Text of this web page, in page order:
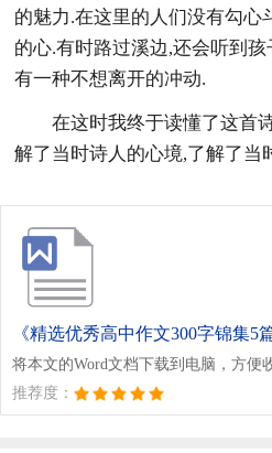
的魅力.在这里的人们没有勾心
的心.有时路过溪边,还会听到
有一种不想离开的冲动.
在这时我终于读懂了这首
解了当时诗人的心境,了解了当
《精选优秀高中作文300字锦集5篇
将本文的Word文档下载到电脑，方便
推荐度：